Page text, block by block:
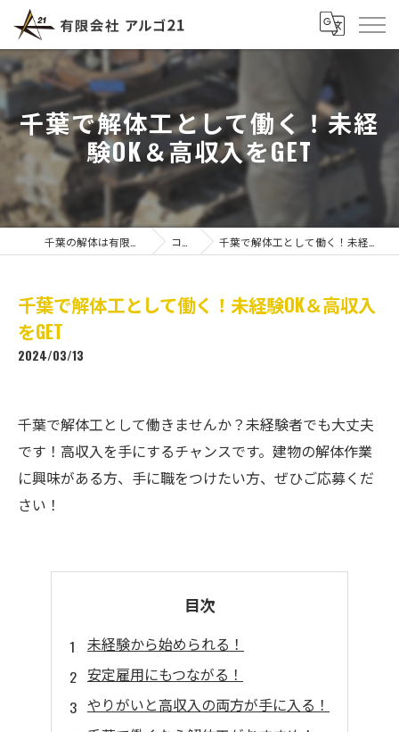
千葉で解体工として働く！未経
験OK＆高収入をGET
コラム 千葉で解体工として働く！未経験OK＆高収入をGET
千葉で解体工として働く！未経験OK＆高収入
をGET
2024/03/13
千葉で解体工として働きませんか？未経験者でも大丈夫
です！高収入を手にするチャンスです。建物の解体作業
に興味がある方、手に職をつけたい方、ぜひご応募くだ
さい！
目次
未経験から始められる！
安定雇用にもつながる！
やりがいと高収入の両方が手に入る！